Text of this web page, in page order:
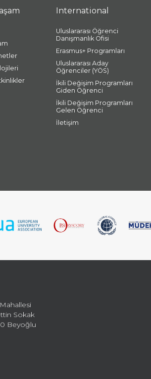
International
Uluslararası Öğrenci
Danışmanlık Ofisi
Erasmus+ Programları
Uluslararası Aday
Öğrenciler (YÖS)
İkili Değişim Programları
Giden Öğrenci
İkili Değişim Programları
Gelen Öğrenci
İletişim
Sokak
Beyoğlu